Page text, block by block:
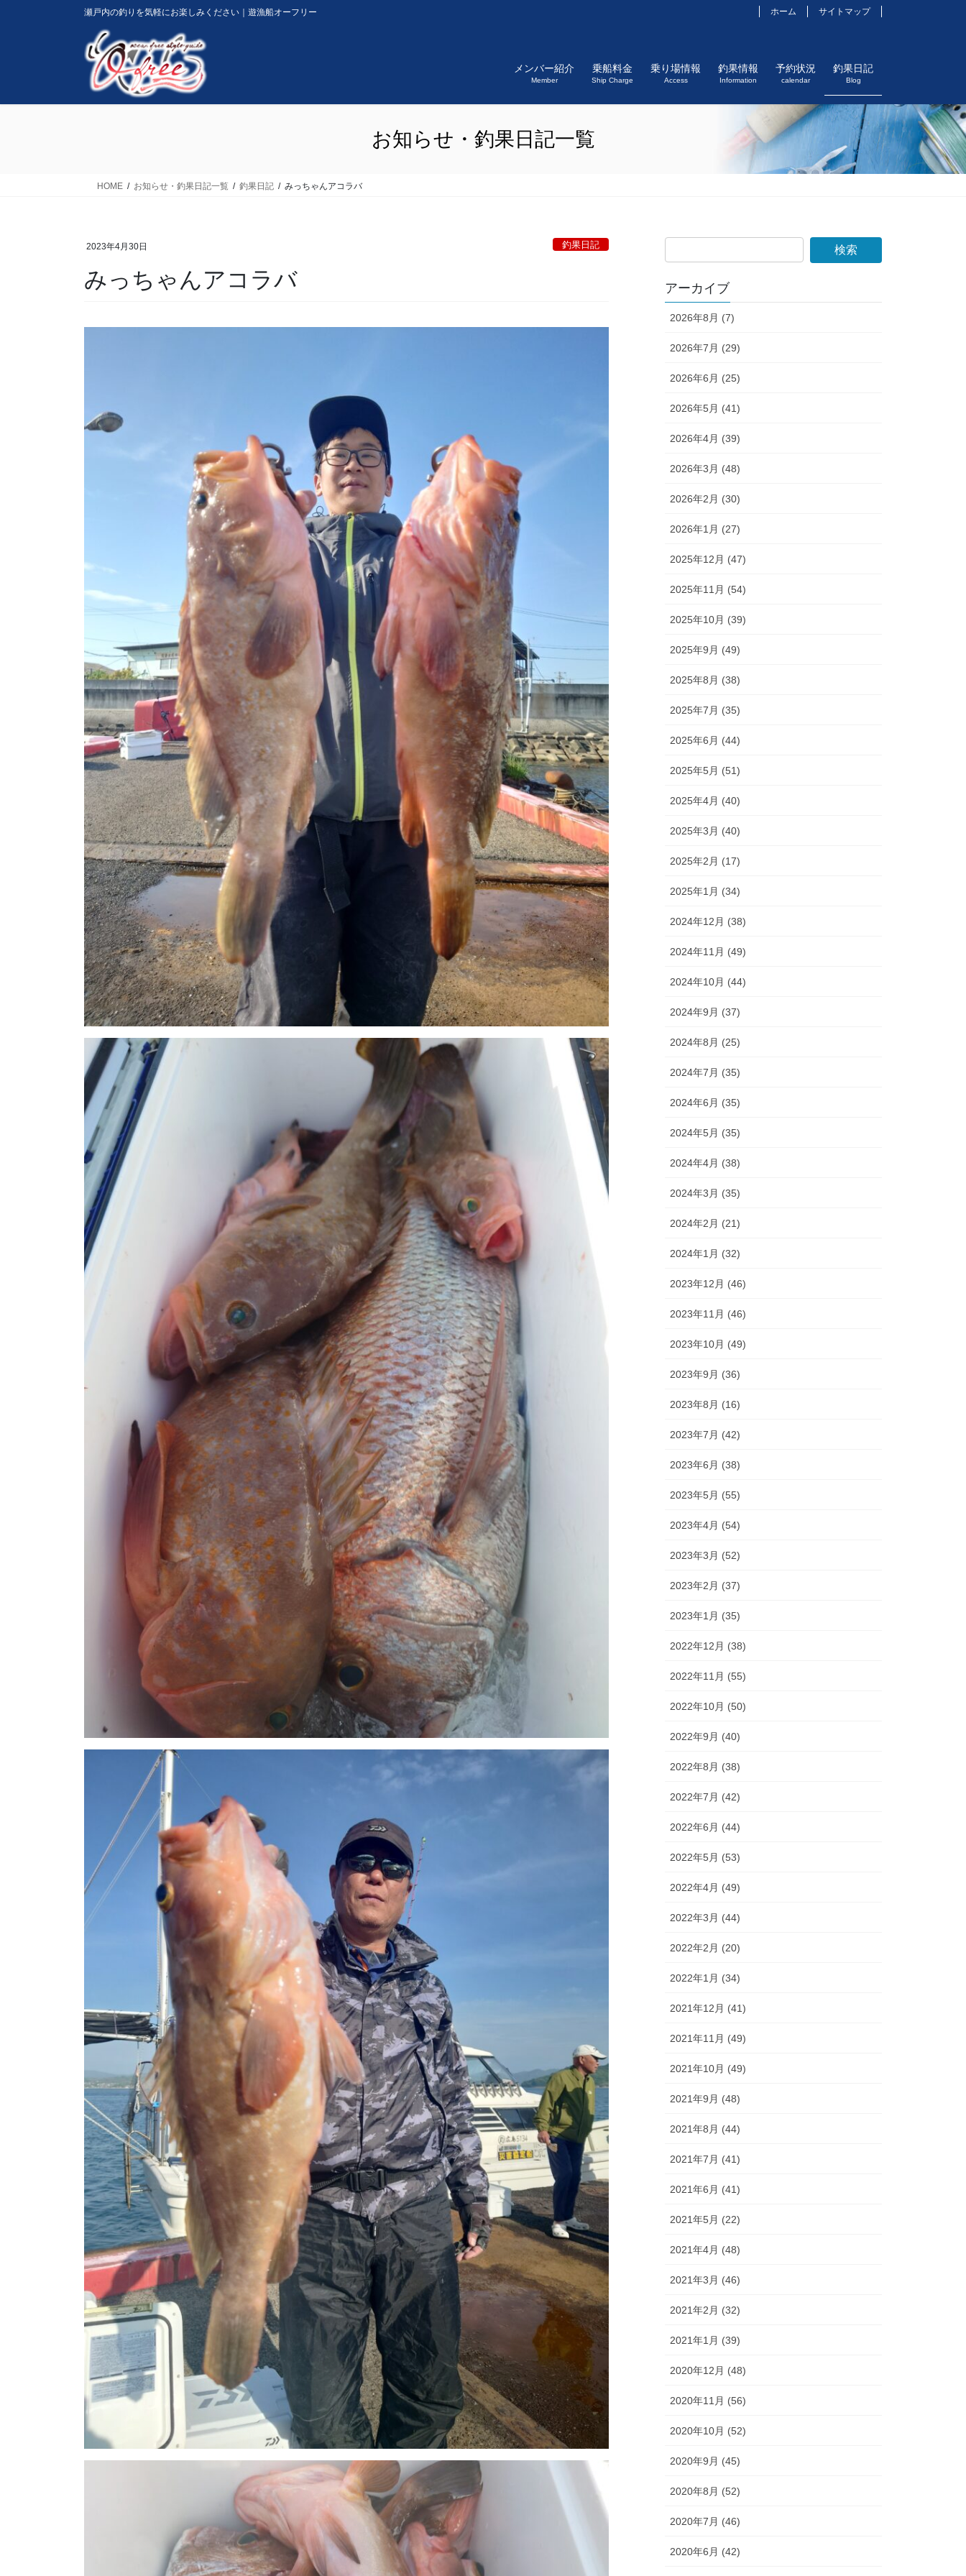
瀬戸内の釣りを気軽にお楽しみください｜遊漁船オーフリー ホーム サイトマップ
メンバー紹介
Member
乗船料金
Ship Charge
乗り場情報
Access
釣果情報
Information
予約状況
calendar
釣果日記
Blog
お知らせ・釣果日記一覧
HOME お知らせ・釣果日記一覧 釣果日記 みっちゃんアコラバ
2023年4月30日 釣果日記
みっちゃんアコラバ アーカイブ
2026年8月 (7)
2026年7月 (29)
2026年6月 (25)
2026年5月 (41)
2026年4月 (39)
2026年3月 (48)
2026年2月 (30)
2026年1月 (27)
2025年12月 (47)
2025年11月 (54)
2025年10月 (39)
2025年9月 (49)
2025年8月 (38)
2025年7月 (35)
2025年6月 (44)
2025年5月 (51)
2025年4月 (40)
2025年3月 (40)
2025年2月 (17)
2025年1月 (34)
2024年12月 (38)
2024年11月 (49)
2024年10月 (44)
2024年9月 (37)
2024年8月 (25)
2024年7月 (35)
2024年6月 (35)
2024年5月 (35)
2024年4月 (38)
2024年3月 (35)
2024年2月 (21)
2024年1月 (32)
2023年12月 (46)
2023年11月 (46)
2023年10月 (49)
2023年9月 (36)
2023年8月 (16)
2023年7月 (42)
2023年6月 (38)
2023年5月 (55)
2023年4月 (54)
2023年3月 (52)
2023年2月 (37)
2023年1月 (35)
2022年12月 (38)
2022年11月 (55)
2022年10月 (50)
2022年9月 (40)
2022年8月 (38)
2022年7月 (42)
2022年6月 (44)
2022年5月 (53)
2022年4月 (49)
2022年3月 (44)
2022年2月 (20)
2022年1月 (34)
2021年12月 (41)
2021年11月 (49)
2021年10月 (49)
2021年9月 (48)
2021年8月 (44)
2021年7月 (41)
2021年6月 (41)
2021年5月 (22)
2021年4月 (48)
2021年3月 (46)
2021年2月 (32)
2021年1月 (39)
2020年12月 (48)
2020年11月 (56)
2020年10月 (52)
2020年9月 (45)
2020年8月 (52)
2020年7月 (46)
2020年6月 (42)